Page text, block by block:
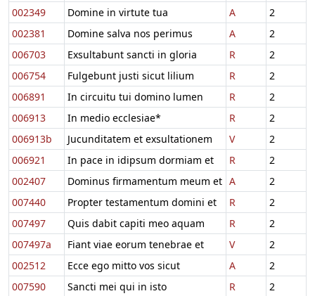
002349
Domine in virtute tua A
2
002381
Domine salva nos perimus A
2
006703
Exsultabunt sancti in gloria R
2
006754
Fulgebunt justi sicut lilium R
2
006891
In circuitu tui domino lumen R
2
006913
In medio ecclesiae* R
2
006913b
Jucunditatem et exsultationem V
2
006921
In pace in idipsum dormiam et R
2
002407
Dominus firmamentum meum et A
2
007440
Propter testamentum domini et R
2
007497
Quis dabit capiti meo aquam R
2
007497a
Fiant viae eorum tenebrae et V
2
002512
Ecce ego mitto vos sicut A
2
007590
Sancti mei qui in isto R
2